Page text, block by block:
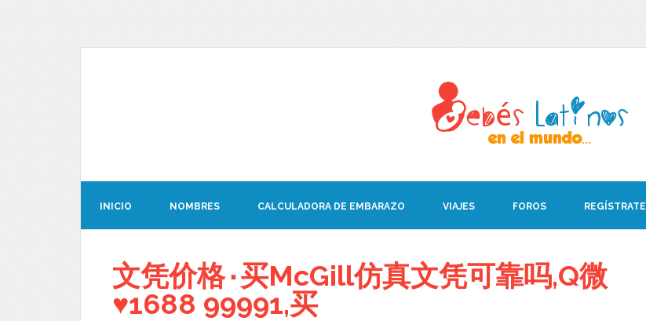
INICIO NOMBRES CALCULADORA DE EMBARAZO VIAJES FOROS REGÍSTRATE
文凭价格۰买McGill仿真文凭可靠吗,Q微
♥1688 99991,买